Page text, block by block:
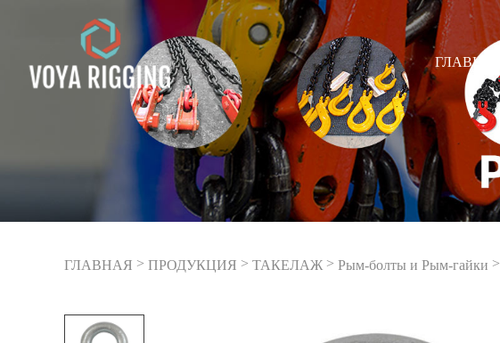
ГЛАВНАЯ
ГЛАВНАЯ > ПРОДУКЦИЯ > ТАКЕЛАЖ > Рым-болты и Рым-гайки >